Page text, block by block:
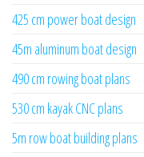
425 cm power boat design
45m aluminum boat design
490 cm rowing boat plans
530 cm kayak CNC plans
5m row boat building plans